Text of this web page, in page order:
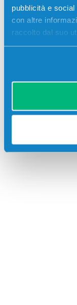
pubblicità e
con altre
raccolto dal suo
Kit
300000 pagine